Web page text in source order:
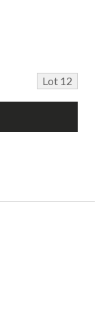
Lot 12